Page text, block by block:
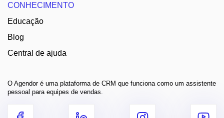
CONHECIMENTO
Educação
Blog
Central de ajuda
O Agendor é uma plataforma de CRM que funciona como um assistente
pessoal para equipes de vendas.